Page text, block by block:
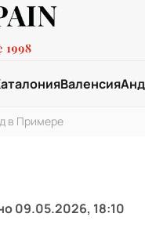
Валенсия
в Примере
09.05.2026, 18:10